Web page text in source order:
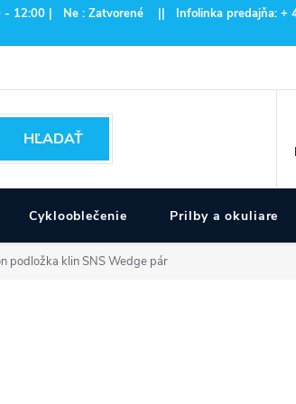
| Ne : Zatvorené || Infolinka predajňa: +
HĽADAŤ
Cyklooblečenie Prilby a okuliare
podložka klin SNS Wedge pár